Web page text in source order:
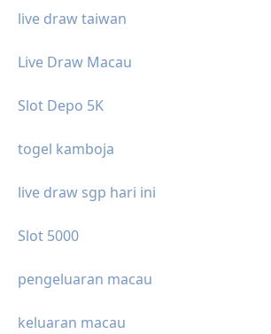
live draw taiwan
Live Draw Macau
Slot Depo 5K
togel kamboja
live draw sgp hari ini
Slot 5000
pengeluaran macau
keluaran macau